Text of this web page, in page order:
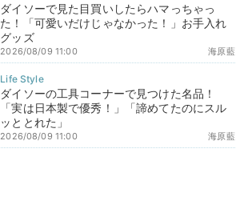
ダイソーで見た目買いしたらハマっちゃっ
た！「可愛いだけじゃなかった！」お手入れ
グッズ
海原藍
2026/08/09 11:00
ダイソーの工具コーナーで見つけた名品！
「実は日本製で優秀！」「諦めてたのにスル
ッととれた」
海原藍
2026/08/09 11:00